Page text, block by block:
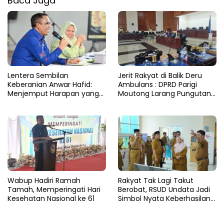
Lentera Sembilan
Keberanian Anwar Hafid:
Menjemput Harapan yang
Jerit Rakyat di Balik Deru
Ambulans : DPRD Parigi
Moutong Larang Pungutan
Wabup Hadiri Ramah
Tamah, Memperingati Hari
Kesehatan Nasional ke 61
Rakyat Tak Lagi Takut
Berobat, RSUD Undata Jadi
Simbol Nyata Keberhasilan